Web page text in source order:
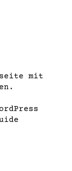
mit